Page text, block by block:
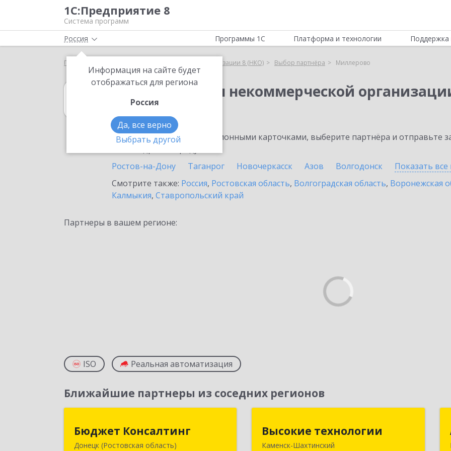
1С:Предприятие 8
Система программ
Россия
Информация на сайте будет
отображаться для региона
Россия
Да, все верно
Выбрать другой
Программы 1С Платформа и технологии Поддержка
Главная 1С:Бухгалтерия некоммерческой организации 8 (НКО) Выбор партнёра Миллерово
1С:Бухгалтерия некоммерческой
в Миллерово
Ознакомьтесь с информационными карточками, выберите партнёра и отправьте
Ростов-на-Дону
Таганрог Новочеркасск Азов Волгодонск Показать
Смотрите также: Россия, Ростовская область, Волгоградская область, Воронежская
Калмыкия, Ставропольский край
Партнеры в вашем регионе:
ISO Реальная автоматизация
Ближайшие партнеры из соседних регионов
Бюджет Консалтинг
Донецк (Ростовская область)
346338, Ростовская обл, г.о. Город
Высокие технологии
Каменск-Шахтинский
347810, Ростовская обл, Каменск-